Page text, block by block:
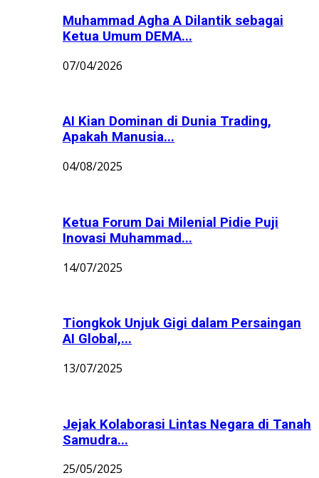
Muhammad Agha A Dilantik sebagai
Ketua Umum DEMA...
07/04/2026
AI Kian Dominan di Dunia Trading,
Apakah Manusia...
04/08/2025
Ketua Forum Dai Milenial Pidie Puji
Inovasi Muhammad...
14/07/2025
Tiongkok Unjuk Gigi dalam Persaingan
AI Global,...
13/07/2025
Jejak Kolaborasi Lintas Negara di Tanah
Samudra...
25/05/2025